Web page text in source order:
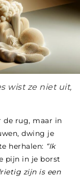
wist ze niet uit,
de rug, maar in
dwing je
herhalen: “Ik
pijn in je borst
zijn is een